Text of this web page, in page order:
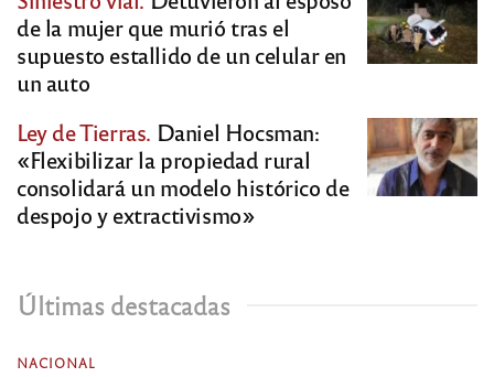
de la mujer que murió tras el
supuesto estallido de un celular en
un auto
Ley de Tierras. Daniel Hocsman:
«Flexibilizar la propiedad rural
consolidará un modelo histórico de
despojo y extractivismo»
Últimas destacadas
NACIONAL